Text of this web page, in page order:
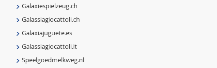
Galaxiespielzeug.ch
Galassiagiocattoli.ch
Galaxiajuguete.es
Galassiagiocattoli.it
Speelgoedmelkweg.nl